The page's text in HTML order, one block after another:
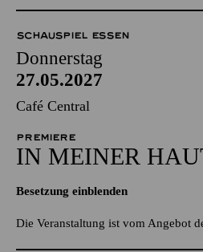
SCHAUSPIEL ESSEN
Donnerstag
27.05.2027
Café Central
PREMIERE
IN MEINER
Besetzung einblenden
Die Veranstaltung ist vom Angebot